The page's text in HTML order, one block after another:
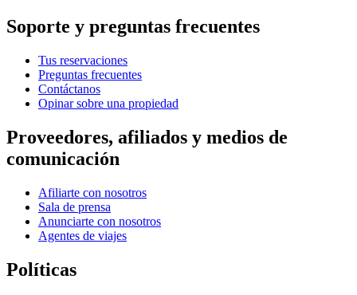
Soporte y preguntas frecuentes
Tus reservaciones
Preguntas frecuentes
Contáctanos
Opinar sobre una propiedad
Proveedores, afiliados y medios de
comunicación
Afiliarte con nosotros
Sala de prensa
Anunciarte con nosotros
Agentes de viajes
Políticas